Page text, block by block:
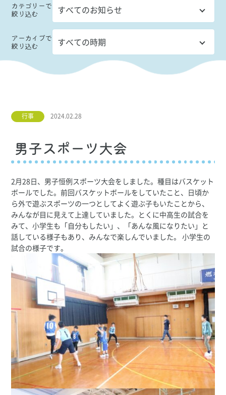
カテゴリーで
絞り込む
アーカイブで
絞り込む
行事 2024.02.28
男子スポーツ大会
2月28日、男子恒例スポーツ大会をしました。種目はバスケット
ボールでした。前回バスケットボールをしていたこと、日頃か
ら外で遊ぶスポーツの一つとしてよく遊ぶ子もいたことから、
みんなが目に見えて上達していました。とくに中高生の試合を
みて、小学生も「自分もしたい」、「あんな風になりたい」と
話している様子もあり、みんなで楽しんでいました。 小学生の
試合の様子です。